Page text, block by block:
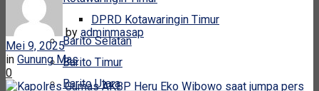
DPRD Kotawaringin Timur
Barito Selatan
Barito Timur
Barito Utara
by adminmasap
Mei 9, 2025
in Gunung Mas
0